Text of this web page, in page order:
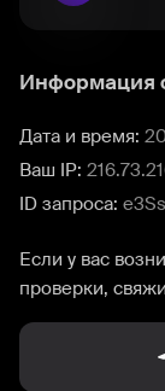
Информация
Дата и время:
Ваш IP:
ID запроса:
Если у вас
проверки,